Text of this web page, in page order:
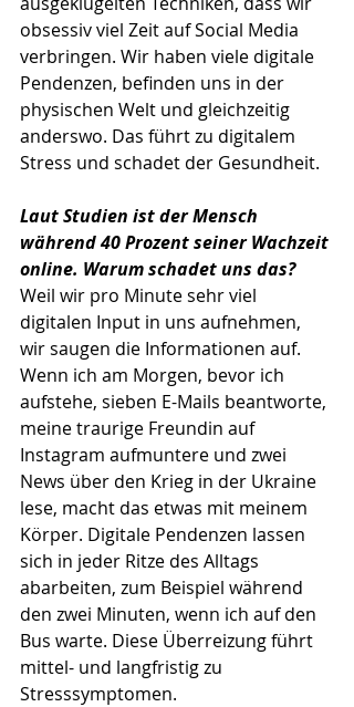
obsessiv viel Zeit auf Social Media
verbringen. Wir haben viele digitale
Pendenzen, befinden uns in der
physischen Welt und gleichzeitig
anderswo. Das führt zu digitalem
Stress und schadet der Gesundheit.
Laut Studien ist der Mensch
während 40 Prozent seiner Wachzeit
online. Warum schadet uns das?
Weil wir pro Minute sehr viel
digitalen Input in uns aufnehmen,
wir saugen die Informationen auf.
Wenn ich am Morgen, bevor ich
aufstehe, sieben E-Mails beantworte,
meine traurige Freundin auf
Instagram aufmuntere und zwei
News über den Krieg in der Ukraine
lese, macht das etwas mit meinem
Körper. Digitale Pendenzen lassen
sich in jeder Ritze des Alltags
abarbeiten, zum Beispiel während
den zwei Minuten, wenn ich auf den
Bus warte. Diese Überreizung führt
mittel- und langfristig zu
Stresssymptomen.